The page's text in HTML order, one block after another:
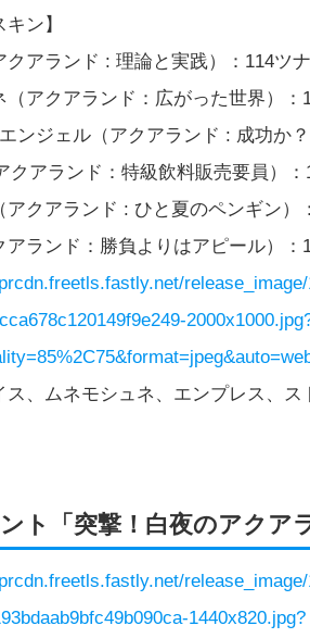
ン】
クアランド : 理論と実践）：114ツ
（アクアランド：広がった世界）
エンジェル（アクアランド : 成功か
クアランド：特級飲料販売要員）
アクアランド : ひと夏のペンギン
アランド：勝負よりはアピール）
ス、ムネモシュネ、エンプレス、
ト「突撃！白夜のアクア
1440x820.jpg?